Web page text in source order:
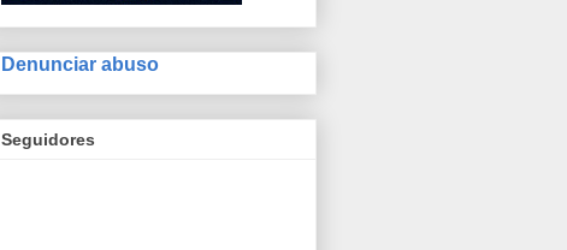
Denunciar abuso
Seguidores